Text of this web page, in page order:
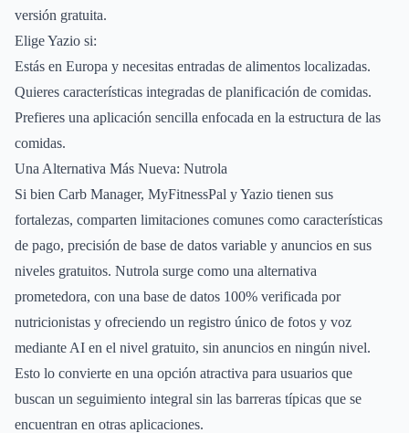
versión gratuita.
Elige Yazio si:
Estás en Europa y necesitas entradas de alimentos localizadas.
Quieres características integradas de planificación de comidas.
Prefieres una aplicación sencilla enfocada en la estructura de las
comidas.
Una Alternativa Más Nueva: Nutrola
Si bien Carb Manager, MyFitnessPal y Yazio tienen sus
fortalezas, comparten limitaciones comunes como características
de pago, precisión de base de datos variable y anuncios en sus
niveles gratuitos. Nutrola surge como una alternativa
prometedora, con una base de datos 100% verificada por
nutricionistas y ofreciendo un registro único de fotos y voz
mediante AI en el nivel gratuito, sin anuncios en ningún nivel.
Esto lo convierte en una opción atractiva para usuarios que
buscan un seguimiento integral sin las barreras típicas que se
encuentran en otras aplicaciones.